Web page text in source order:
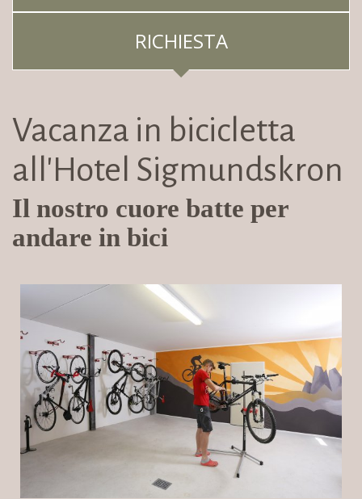
RICHIESTA
Vacanza in bicicletta
all'Hotel Sigmundskron
Il nostro cuore batte per
andare in bici